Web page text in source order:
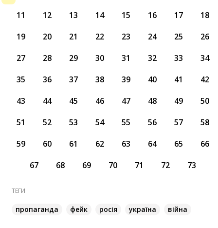
11
12 13 14 15 16 17
18
19
20 21 22 23 24 25
26
27
28 29 30 31 32 33
34
35
36 37 38 39 40 41
42
43
44 45 46 47 48 49
50
51
52 53 54 55 56 57
58
59
60 61 62 63 64 65
66
67
68 69 70 71 72 73
ТЕГИ
пропаганда фейк росія україна війна